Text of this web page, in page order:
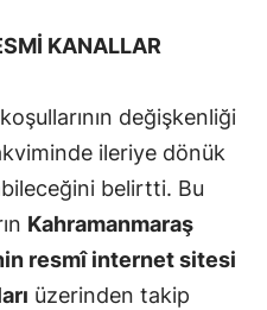
KANALLAR
değişkenliği
ileriye dönük
belirtti. Bu
Kahramanmaraş
resmî internet sitesi
üzerinden takip